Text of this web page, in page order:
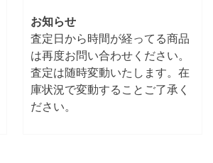
お知らせ
査定日から時間が経ってる商品
は再度お問い合わせください。
査定は随時変動いたします。在
庫状況で変動することご了承く
ださい。